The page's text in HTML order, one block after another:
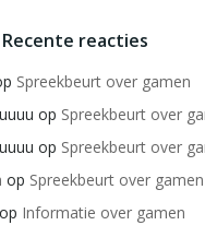
Recente reacties
Spreekbeurt over gamen
op Spreekbeurt over
op Spreekbeurt over
op Spreekbeurt over gamen
Informatie over gamen